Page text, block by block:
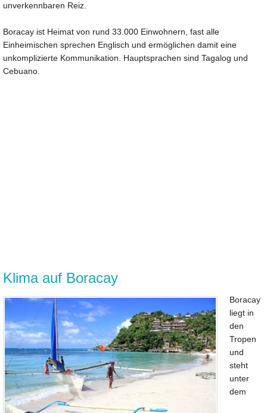
unverkennbaren Reiz.
Boracay ist Heimat von rund 33.000 Einwohnern, fast alle
Einheimischen sprechen Englisch und ermöglichen damit eine
unkomplizierte Kommunikation. Hauptsprachen sind Tagalog und
Cebuano.
Klima auf Boracay
Boracay
liegt in
den
Tropen
und
steht
unter
dem